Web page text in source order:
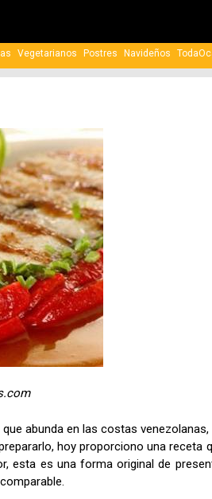
Vegetarianos Postres Navideños
abunda en las costas venezolanas,
hoy proporciono una receta
esta es una forma original de